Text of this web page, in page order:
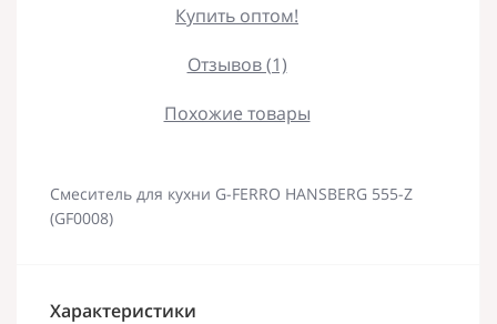
Купить оптом!
Отзывов (1)
Похожие товары
Смеситель для кухни G-FERRO HANSBERG 555-Z
(GF0008)
Характеристики